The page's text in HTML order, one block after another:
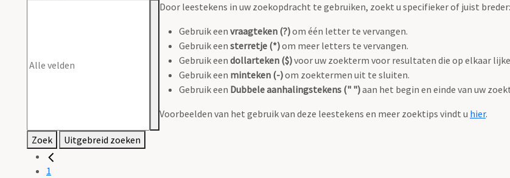
Door leestekens in uw zoekopdracht te gebruiken, zoekt u specifieker of juist breder:
Gebruik een vraagteken (?)om één letter te vervangen.
Gebruik een sterretje (*)om meer letters te vervangen.
Gebruik een dollarteken ($)voor uw zoekterm voor resultaten die op elkaar
Gebruik een minteken (-)om zoektermen uit te sluiten.
Gebruik een Dubbele aanhalingstekens (" ")aan het begin en einde van uw
Voorbeelden van het gebruik van deze leestekens en meer zoektips vindt u hier.
Zoek Uitgebreid zoeken
1